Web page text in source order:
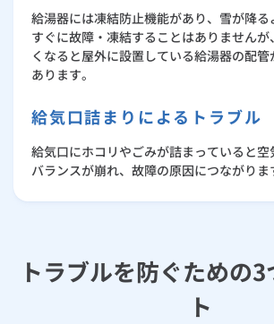
給湯器には凍結防止機能があり、雪が降
すぐに故障・凍結することはありません
くなると屋外に設置している給湯器の配
あります。
給気口詰まりによるトラブル
給気口にホコリやごみが詰まっていると
バランスが崩れ、故障の原因につながりま
トラブルを防ぐための
ト